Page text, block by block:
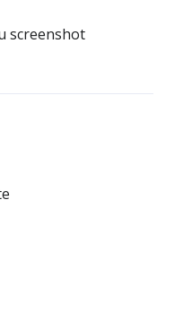
screenshot